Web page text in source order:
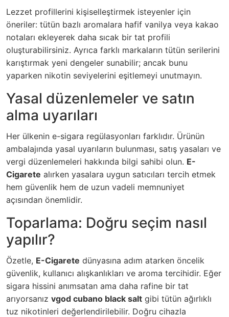
Lezzet profillerini kişiselleştirmek isteyenler için
öneriler: tütün bazlı aromalara hafif vanilya veya kakao
notaları ekleyerek daha sıcak bir tat profili
oluşturabilirsiniz. Ayrıca farklı markaların tütün serilerini
karıştırmak yeni dengeler sunabilir; ancak bunu
yaparken nikotin seviyelerini eşitlemeyi unutmayın.
Yasal düzenlemeler ve satın
alma uyarıları
Her ülkenin e-sigara regülasyonları farklıdır. Ürünün
ambalajında yasal uyarıların bulunması, satış yasaları ve
vergi düzenlemeleri hakkında bilgi sahibi olun. E-
Cigarete alırken yasalara uygun satıcıları tercih etmek
hem güvenlik hem de uzun vadeli memnuniyet
açısından önemlidir.
Toparlama: Doğru seçim nasıl
yapılır?
Özetle, E-Cigarete dünyasına adım atarken öncelik
güvenlik, kullanıcı alışkanlıkları ve aroma tercihidir. Eğer
sigara hissini anımsatan ama daha rafine bir tat
arıyorsanız vgod cubano black salt gibi tütün ağırlıklı
tuz nikotinleri değerlendirilebilir. Doğru cihazla